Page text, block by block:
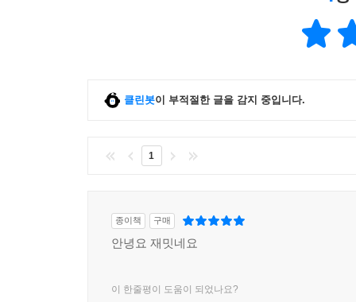
클린봇이 부적절한 글을 감지 중입니다.
1
종이책 구매
안녕요 재밋네요
이 한줄평이 도움이 되었나요?